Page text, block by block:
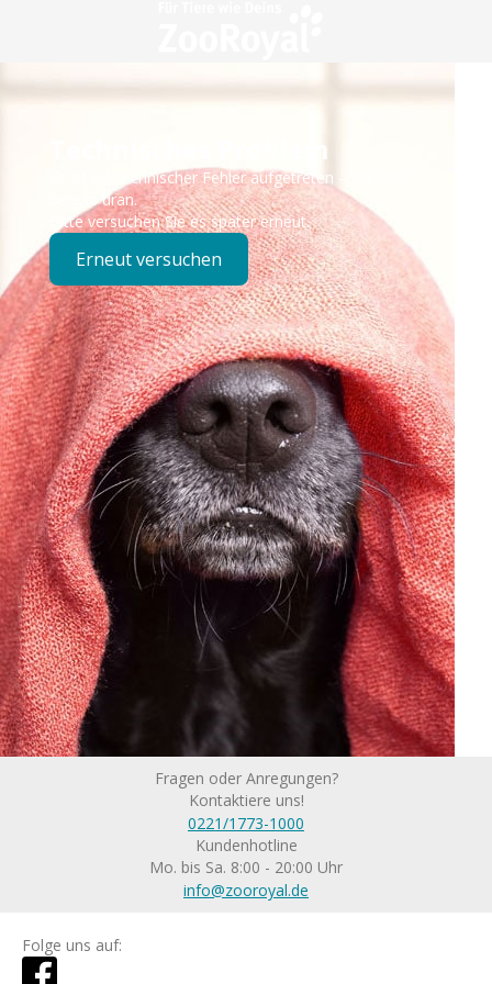
Technisches Problem
Es ist ein technischer Fehler aufgetreten – wir sind
bereits dran.
Bitte versuchen Sie es später erneut.
Erneut versuchen
Fragen oder Anregungen?
Kontaktiere uns!
0221/1773-1000
Kundenhotline
Mo. bis Sa. 8:00 - 20:00 Uhr
info@zooroyal.de
Folge uns auf: